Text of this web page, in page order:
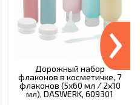
Дорожный набор
флаконов в косметичке, 7
флаконов (5х60 мл / 2х10
мл), DASWERK, 609301
›